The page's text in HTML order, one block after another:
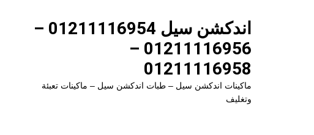
اندكشن سيل 01211116954 –
01211116956 –
01211116958
ماكينات اندكشن سيل – طبات اندكشن سيل – ماكينات تعبئة
وتغليف